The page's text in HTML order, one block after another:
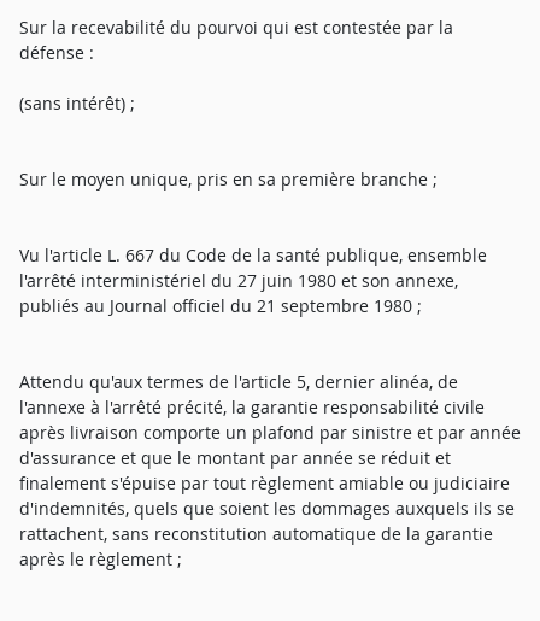
Sur la recevabilité du pourvoi qui est contestée par la
défense :
(sans intérêt) ;
Sur le moyen unique, pris en sa première branche ;
Vu l'article L. 667 du Code de la santé publique, ensemble
l'arrêté interministériel du 27 juin 1980 et son annexe,
publiés au Journal officiel du 21 septembre 1980 ;
Attendu qu'aux termes de l'article 5, dernier alinéa, de
l'annexe à l'arrêté précité, la garantie responsabilité civile
après livraison comporte un plafond par sinistre et par année
d'assurance et que le montant par année se réduit et
finalement s'épuise par tout règlement amiable ou judiciaire
d'indemnités, quels que soient les dommages auxquels ils se
rattachent, sans reconstitution automatique de la garantie
après le règlement ;